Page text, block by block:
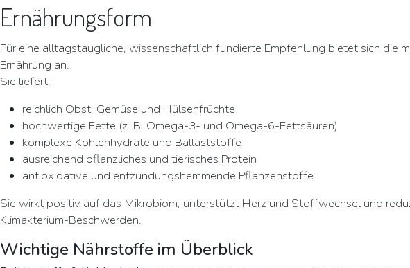
Ernährungsform
Für eine alltagstaugliche, wissenschaftlich fundierte Empfehlung bietet sich die
Ernährung an.
Sie liefert:
reichlich Obst, Gemüse und Hülsenfrüchte
hochwertige Fette (z. B. Omega-3- und Omega-6-Fettsäuren)
komplexe Kohlenhydrate und Ballaststoffe
ausreichend pflanzliches und tierisches Protein
antioxidative und entzündungshemmende Pflanzenstoffe
Sie wirkt positiv auf das Mikrobiom, unterstützt Herz und Stoffwechsel und
Klimakterium-Beschwerden.
Wichtige Nährstoffe im Überblick